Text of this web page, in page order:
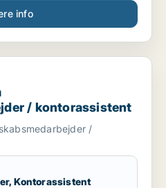
info
/ kontorassistent
/ kontorassistent
/
Kontorassistent